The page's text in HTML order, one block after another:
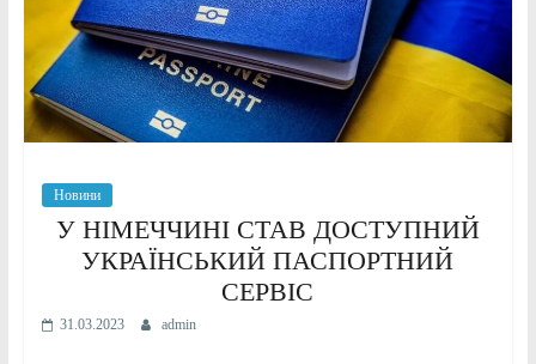
Новини
У НІМЕЧЧИНІ СТАВ ДОСТУПНИЙ
УКРАЇНСЬКИЙ ПАСПОРТНИЙ
СЕРВІС
31.03.2023 admin